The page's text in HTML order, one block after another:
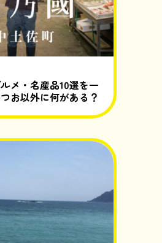
メ・名産品10選を一
お以外に何がある？